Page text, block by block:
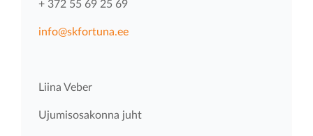
+ 372 55 69 25 69
info@skfortuna.ee
Liina Veber
Ujumisosakonna juht